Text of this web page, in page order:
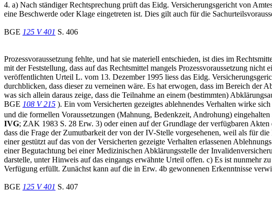
4. a) Nach ständiger Rechtsprechung prüft das Eidg. Versicherungsgericht von
eine Beschwerde oder Klage eingetreten ist. Dies gilt auch für die
BGE 125 V 401 S. 406
Prozessvoraussetzung fehlte, und hat sie materiell entschieden, ist dies im
mit der Feststellung, dass auf das Rechtsmittel mangels Prozessvoraussetzung nicht
veröffentlichten Urteil L. vom 13. Dezember 1995 liess das Eidg.
durchblicken, dass dieser zu verneinen wäre. Es hat erwogen, dass im Bereich der
was sich allein daraus zeige, dass die Teilnahme an einem (bestimmten)
BGE 108 V 215 ). Ein vom Versicherten gezeigtes ablehnendes Verhalten wirke
und die formellen Voraussetzungen (Mahnung, Bedenkzeit, Androhung)
IVG; ZAK 1983 S. 28 Erw. 3) oder einen auf der Grundlage der verfügbaren
dass die Frage der Zumutbarkeit der von der IV-Stelle vorgesehenen, weil als für
einer gestützt auf das von der Versicherten gezeigte Verhalten erlassenen
einer Begutachtung bei einer Medizinischen Abklärungsstelle der
darstelle, unter Hinweis auf das eingangs erwähnte Urteil offen. c) Es ist nunmehr
Verfügung erfüllt. Zunächst kann auf die in Erw. 4b gewonnenen Erkenntnisse
BGE 125 V 401 S. 407